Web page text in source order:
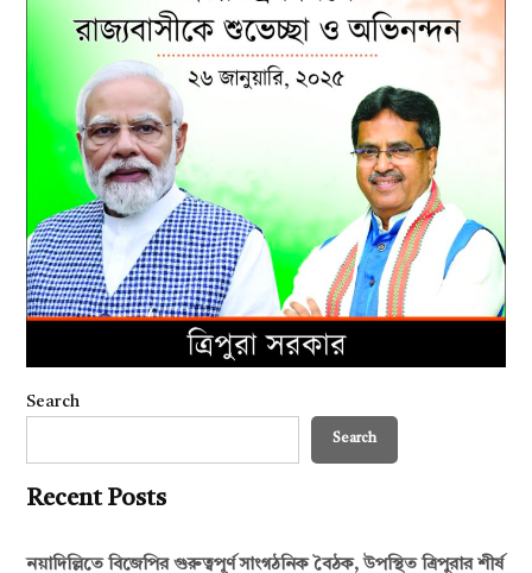
Search
Search
Recent Posts
নয়াদিল্লিতে বিজেপির গুরুত্বপূর্ণ সাংগঠনিক বৈঠক, উপস্থিত ত্রিপুরার শীর্ষ